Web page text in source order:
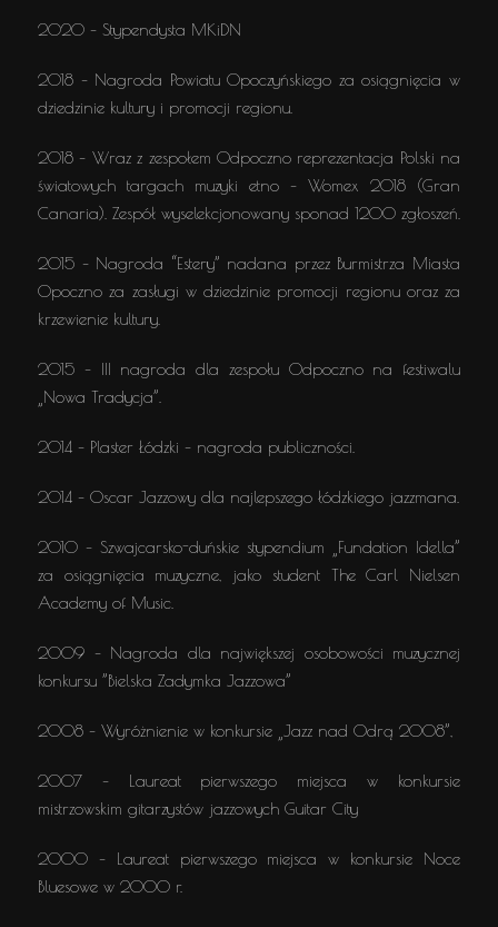
2020 – Stypendysta MKiDN
2018 – Nagroda Powiatu Opoczyńskiego za osiągnięcia w
dziedzinie kultury i promocji regionu.
2018 – Wraz z zespołem Odpoczno reprezentacja Polski na
światowych targach muzyki etno – Womex 2018 (Gran
Canaria). Zespół wyselekcjonowany sponad 1200 zgłoszeń.
2015 – Nagroda “Estery” nadana przez Burmistrza Miasta
Opoczno za zasługi w dziedzinie promocji regionu oraz za
krzewienie kultury.
2015 – III nagroda dla zespołu Odpoczno na festiwalu
„Nowa Tradycja”.
2014 – Plaster Łódzki – nagroda publiczności.
2014 – Oscar Jazzowy dla najlepszego łódzkiego jazzmana.
2010 – Szwajcarsko-duńskie stypendium „Fundation Idella”
za osiągnięcia muzyczne, jako student The Carl Nielsen
Academy of Music.
2009 – Nagroda dla największej osobowości muzycznej
konkursu ”Bielska Zadymka Jazzowa”
2008 – Wyróżnienie w konkursie „Jazz nad Odrą 2008”,
2007 – Laureat pierwszego miejsca w konkursie
mistrzowskim gitarzystów jazzowych Guitar City
2000 – Laureat pierwszego miejsca w konkursie Noce
Bluesowe w 2000 r.